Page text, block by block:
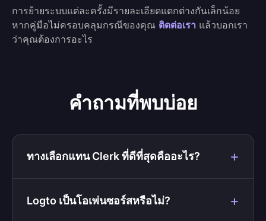
การย้ายระบบแต่ละครั้งมีรายละเอียดแตกต่างกันเล็กน้อย
หากคู่มือไม่ครอบคลุมกรณีของคุณ ติดต่อเรา แล้วบอกเรา
ว่าคุณต้องการอะไร
คำถามที่พบบ่อย
ทางเลือกแทน Clerk ที่ดีที่สุดคืออะไร?
Logto เป็นโอเพ่นซอร์สหรือไม่?